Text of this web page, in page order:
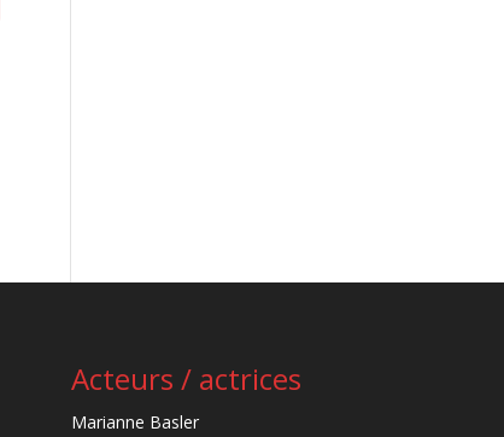
Acteurs / actrices
Marianne Basler